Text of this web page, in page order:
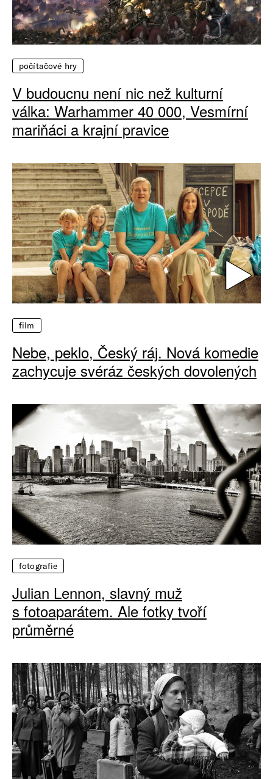
počítačové hry
V budoucnu není nic než kulturní
válka: Warhammer 40 000, Vesmírní
mariňáci a krajní pravice
film
Nebe, peklo, Český ráj. Nová komedie
zachycuje svéráz českých dovolených
fotografie
Julian Lennon, slavný muž
s fotoaparátem. Ale fotky tvoří
průměrné